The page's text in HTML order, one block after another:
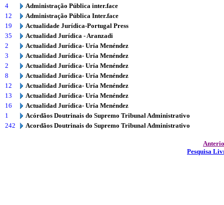
4
Administração Pública inter.face
12
Administração Pública Inter.face
19
Actualidade Jurídica-Portugal Press
35
Actualidad Jurídica - Aranzadi
2
Actualidad Jurídica- Uría Menéndez
3
Actualidad Jurídica- Uría Menéndez
2
Actualidad Jurídica- Uría Menéndez
8
Actualidad Jurídica- Uría Menéndez
12
Actualidad Jurídica- Uría Menéndez
13
Actualidad Jurídica- Uría Menéndez
16
Actualidad Jurídica- Uría Menéndez
1
Acórdãos Doutrinais do Supremo Tribunal Administrativo
242
Acordãos Doutrinais do Supremo Tribunal Administrativo
Pesquisa